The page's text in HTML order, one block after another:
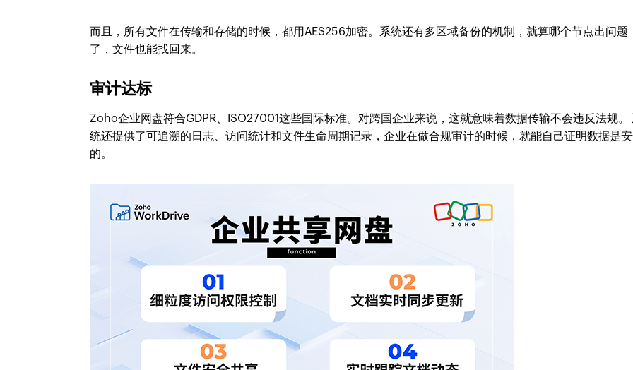
而且，所有文件在传输和存储的时候，都用AES256加密。系统还有多区域备份的机制，就算哪个节点出问题
了，文件也能找回来。
审计达标
Zoho企业网盘符合GDPR、ISO27001这些国际标准。对跨国企业来说，这就意味着数据传输不会违反法规。
统还提供了可追溯的日志、访问统计和文件生命周期记录，企业在做合规审计的时候，就能自己证明数据是
的。